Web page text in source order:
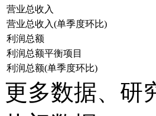
营业总收入
营业总收入(单季度环比)
利润总额
利润总额平衡项目
利润总额(单季度环比)
更多数据、研